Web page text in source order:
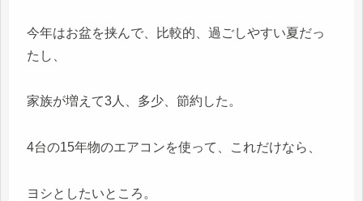
今年はお盆を挟んで、比較的、過ごしやすい夏だっ
たし、
家族が増えて3人、多少、節約した。
4台の15年物のエアコンを使って、これだけなら、
ヨシとしたいところ。